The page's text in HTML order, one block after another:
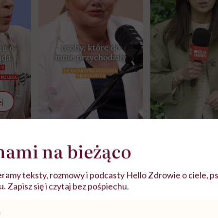
należy?". Headhunter o
zmianie pokoleniowej u
pracy
ekspercki
na bieżąco
teksty, rozmowy i podcasty Hello Zdrowie o ciele,
Zapisz się i czytaj bez pośpiechu.